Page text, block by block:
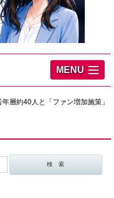
MENU
年層約40人と「ファン増加施策」